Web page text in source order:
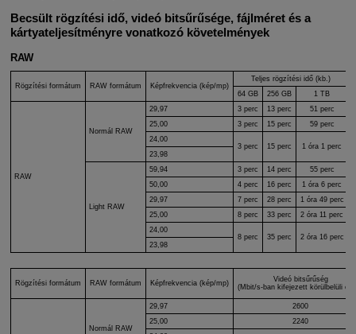
Becsült rögzítési idő, videó bitsűrűsége, fájlméret és a
kártyateljesítményre vonatkozó követelmények
RAW
Rögzítési formátum RAW formátum Képfrekvencia (kép/mp)
Teljes rögzítési idő (kb.)
64 GB
256 GB 1 TB
RAW
Normál RAW
29,97 3 perc 13 perc
51 perc
25,00
3 perc 15 perc
59 perc
24,00
3 perc
15 perc
1 óra 1 perc
23,98
Light RAW
59,94 3 perc 14 perc
55 perc
50,00
4 perc 16 perc
1 óra 6 perc
29,97
7 perc 28 perc
1 óra 49 perc
25,00
8 perc 33 perc
2 óra 11 perc
24,00
8 perc
35 perc
2 óra 16 perc
23,98
Rögzítési formátum RAW formátum Képfrekvencia (kép/mp)
Videó bitsűrűség
(Mbit/s-ban kifejezett körülbelüli
Normál RAW
29,97
2600
25,00
2240